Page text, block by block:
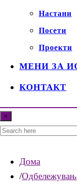
Настани
Посети
Проекти
МЕНИ ЗА
КОНТАКТ
×
Дома